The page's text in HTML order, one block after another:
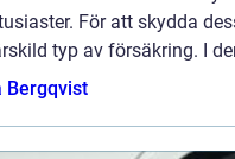
För att skydda
typ av försäkring. I
Bergqvist